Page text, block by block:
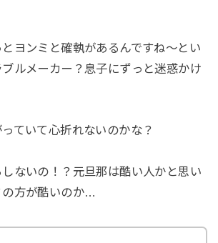
ヨンミと確執があるんですね～とい
ルメーカー？息子にずっと迷惑かけ
ていて心折れないのかな？
ないの！？元旦那は酷い人かと思い
の方が酷いのか…